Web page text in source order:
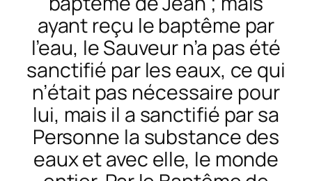
ayant reçu le baptême par
l’eau, le Sauveur n’a pas été
sanctifié par les eaux, ce qui
n’était pas nécessaire pour
lui, mais il a sanctifié par sa
Personne la substance des
eaux et avec elle, le monde